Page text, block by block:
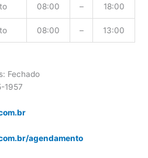
08:00 – 18:00
08:00 – 13:00
Fechado
1957
agendamento